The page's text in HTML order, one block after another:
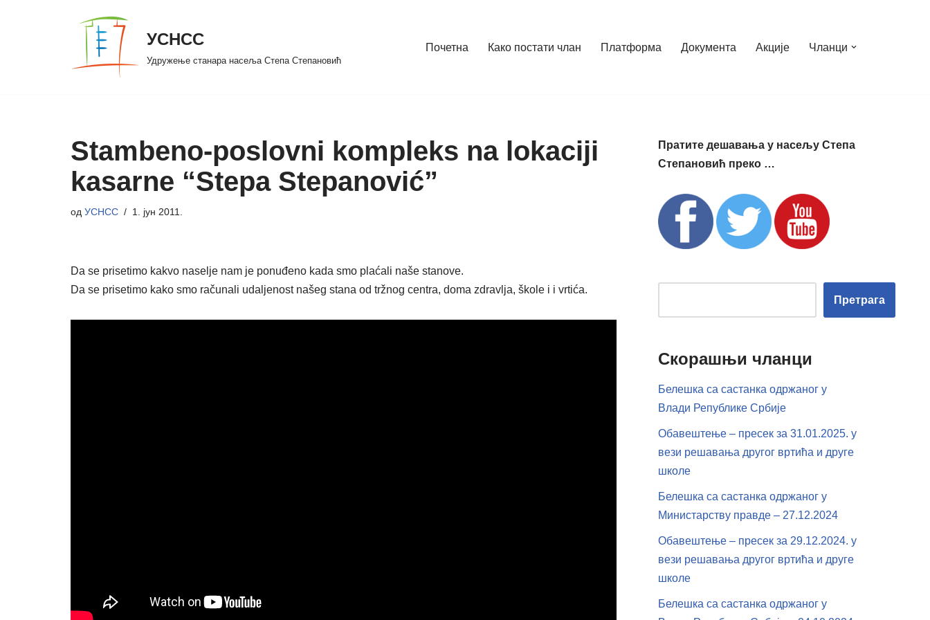
УСНСС
Удружење станара насеља Степа Степановић
Почетна Како постати члан Платформа Документа Акције Чланци
Stambeno-poslovni kompleks na lokaciji
kasarne “Stepa Stepanović”
од УСНСС 1. јун 2011.
Da se prisetimo kakvo naselje nam je ponuđeno kada smo plaćali naše stanove.
Da se prisetimo kako smo računali udaljenost našeg stana od tržnog centra, doma zdravlja, škole i i vrtića.
Пратите дешавања у насељу Степа
Степановић преко …
Претрага
Скорашњи чланци
Белешка са састанка одржаног у
Влади Републике Србије
Обавештење – пресек за 31.01.2025. у
вези решавања другог вртића и друге
школе
Белешка са састанка одржаног у
Министарству правде – 27.12.2024
Обавештење – пресек за 29.12.2024. у
вези решавања другог вртића и друге
школе
Белешка са састанка одржаног у